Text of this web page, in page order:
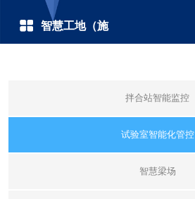
智慧工地（施
拌合站智能监控
试验室智能化管控
智慧梁场